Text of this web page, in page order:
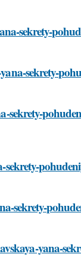
sekrety-
sekrety-
sekrety-
sekrety-
yana-